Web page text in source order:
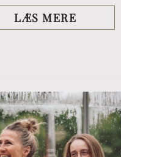
LÆS MERE